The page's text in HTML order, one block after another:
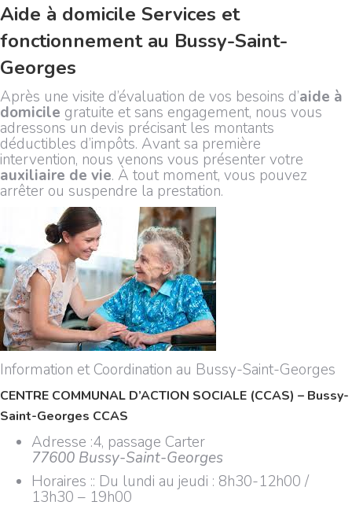
Aide à domicile Services et
fonctionnement au Bussy-Saint-
Georges
Après une visite d’évaluation de vos besoins d’aide à
domicile gratuite et sans engagement, nous vous
adressons un devis précisant les montants
déductibles d’impôts. Avant sa première
intervention, nous venons vous présenter votre
auxiliaire de vie. À tout moment, vous pouvez
arrêter ou suspendre la prestation.
Information et Coordination au Bussy-Saint-Georges
CENTRE COMMUNAL D’ACTION SOCIALE (CCAS) – Bussy-
Saint-Georges CCAS
Adresse :4, passage Carter
77600 Bussy-Saint-Georges
Horaires :: Du lundi au jeudi : 8h30-12h00 /
13h30 – 19h00